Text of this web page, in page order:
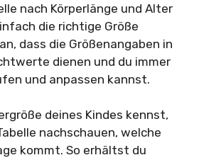
nach Körperlänge und Alter
die richtige Größe
dass die Größenangaben in
dienen und du immer
und anpassen kannst.
deines Kindes kennst,
nachschauen, welche
kommt. So erhältst du